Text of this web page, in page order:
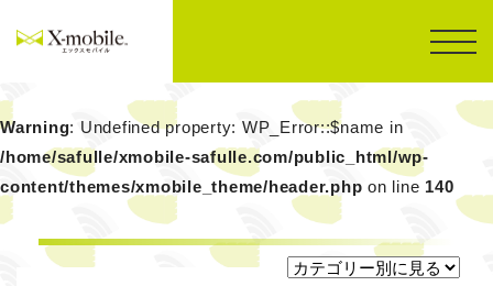
Warning: Undefined property: WP_Error::$name in
/home/safulle/xmobile-safulle.com/public_html/wp-
content/themes/xmobile_theme/header.php on line 140